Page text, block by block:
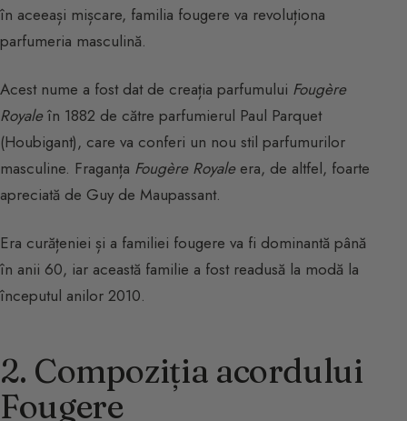
în aceeași mișcare, familia fougere va revoluționa
parfumeria masculină.
Acest nume a fost dat de creația parfumului Fougère
Royaleîn 1882 de către parfumierul Paul Parquet
(Houbigant), care va conferi un nou stil parfumurilor
masculine. Fraganța Fougère Royaleera, de altfel, foarte
apreciată de Guy de Maupassant.
Era curățeniei și a familiei fougere va fi dominantă până
în anii 60, iar această familie a fost readusă la modă la
începutul anilor 2010.
2. Compoziția acordului
Fougere